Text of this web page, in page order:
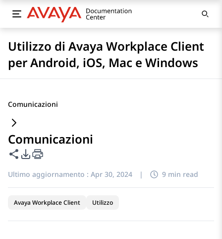
Utilizzo di Avaya Workplace Client
per Android, iOS, Mac e Windows
Comunicazioni
Comunicazioni
Condividi questa pagina
Opzioni di esportazione PDF
Ultimo aggiornamento : Apr 30, 2024 | 9 min read
Avaya Workplace Client Utilizzo